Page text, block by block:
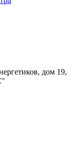
дом 19,